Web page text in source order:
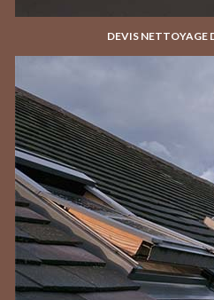
DEVIS NETTOYAGE